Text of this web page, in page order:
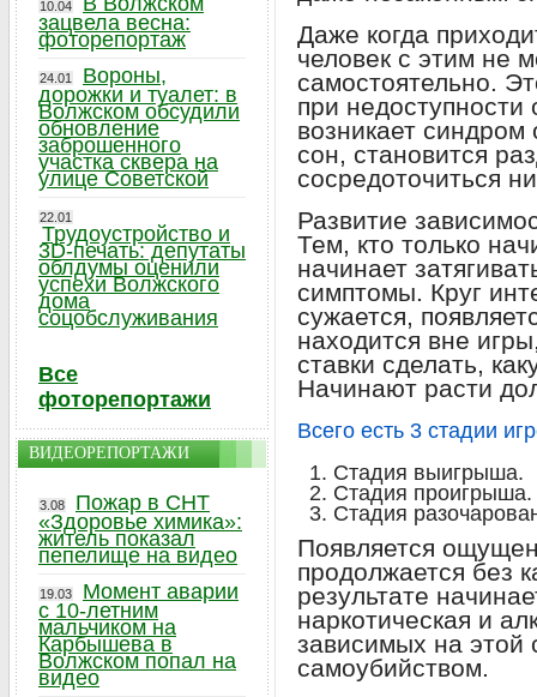
Даже когда
человек с этим не
самостоятельно.
при недоступности
возникает
сон, становится
сосредоточиться
Развитие
Тем, кто только
начинает
симптомы. Круг
сужается,
находится вне
ставки сделать,
Начинают расти
Всего есть 3 стадии
Стадия выигрыша.
Стадия проигрыша.
Стадия
Появляется
продолжается без
результате
наркотическая и
зависимых на этой
самоубийством.
10.04
зацвела весна:
фоторепортаж
24.01
Вороны,
дорожки и туалет: в
Волжском обсудили
обновление
заброшенного
участка сквера на
улице Советской
22.01
Трудоустройство и
3D-печать: депутаты
облдумы оценили
успехи Волжского
дома
соцобслуживания
Все
фоторепортажи
ВИДЕОРЕПОРТАЖИ
3.08
Пожар в СНТ
«Здоровье химика»:
житель показал
пепелище на видео
19.03
Момент аварии
с 10-летним
мальчиком на
Карбышева в
Волжском попал на
видео